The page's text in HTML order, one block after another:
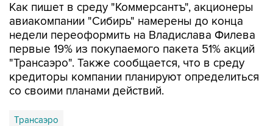
Как пишет в среду "Коммерсантъ", акционеры
авиакомпании "Сибирь" намерены до конца
недели переоформить на Владислава Филева
первые 19% из покупаемого пакета 51% акций
"Трансаэро". Также сообщается, что в среду
кредиторы компании планируют определиться
со своими планами действий.
Трансаэро